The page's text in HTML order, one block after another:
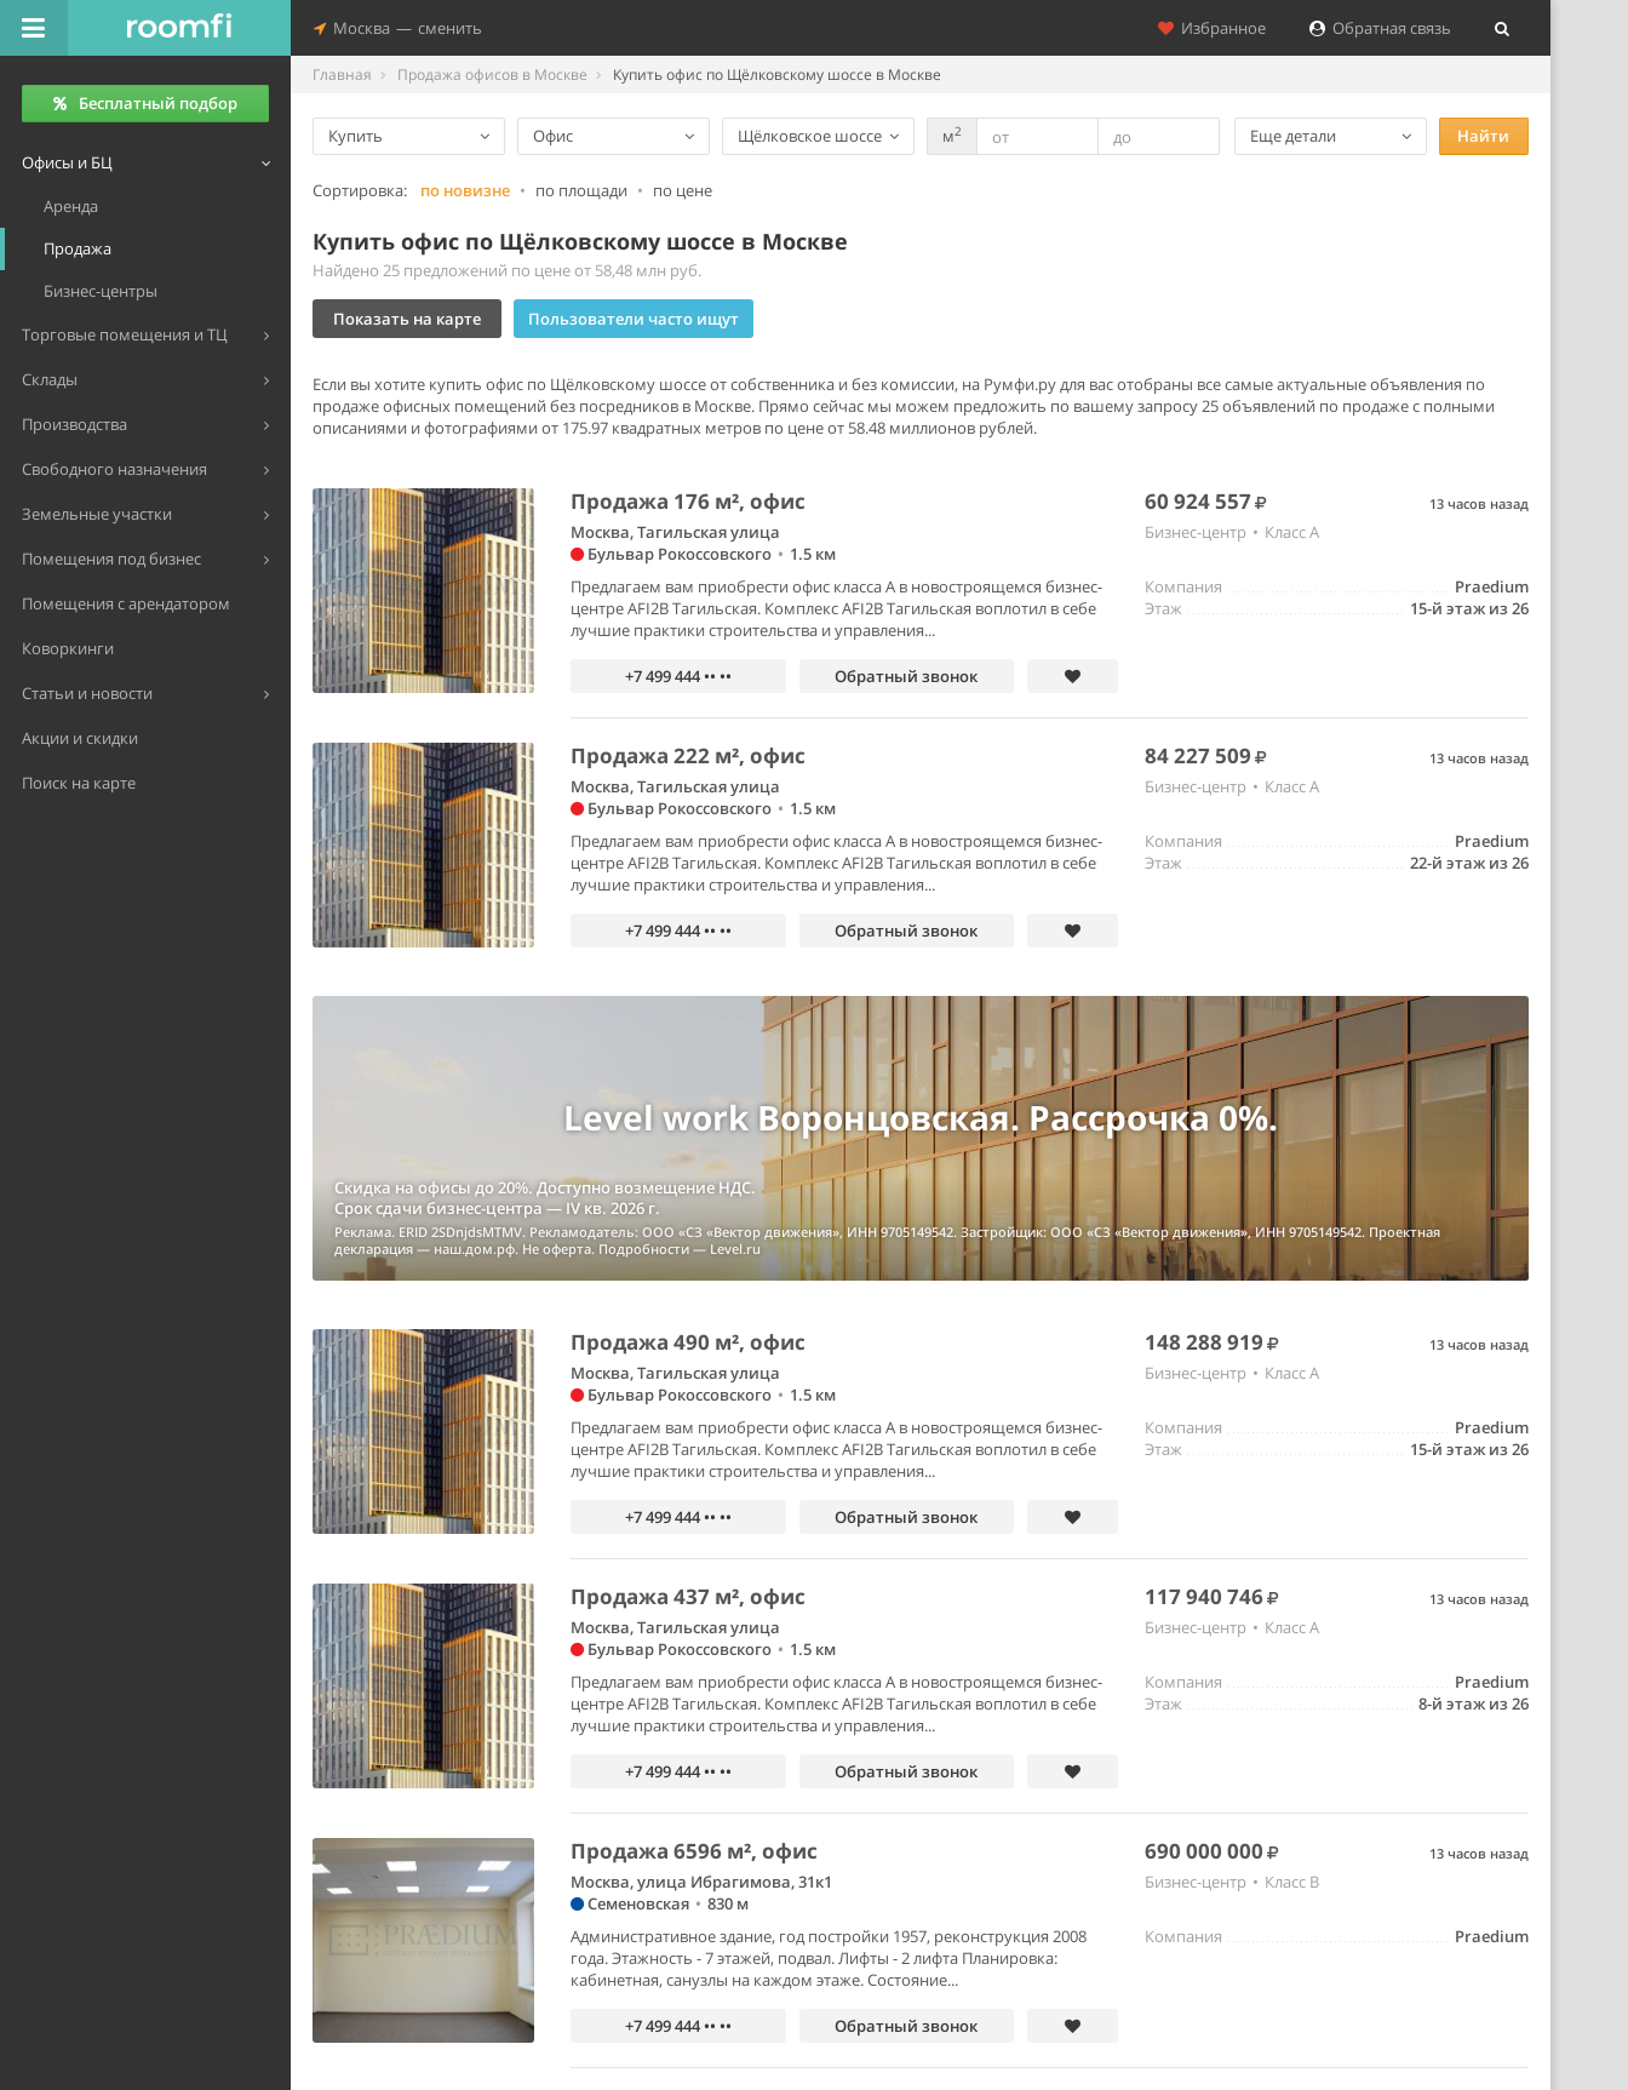
Москва — сменить Избранное Обратная связь
Бесплатный подбор
Офисы и БЦ
Аренда
Продажа
Бизнес-центры
Торговые помещения и ТЦ
Склады
Производства
Свободного назначения
Земельные участки
Помещения под бизнес
Помещения с арендатором
Коворкинги
Статьи и новости
Акции и скидки
Поиск на карте
Главная Продажа офисов в Москве Купить офис по Щёлковскому шоссе в Москве
Купить Офис Щёлковское шоссе м2 Еще детали Найти
Сортировка: по новизне • по площади • по цене
Купить офис по Щёлковскому шоссе в Москве
Найдено 25 предложений по цене от 58,48 млн руб.
Показать на карте Пользователи часто ищут
Если вы хотите купить офис по Щёлковскому шоссе от собственника и без комиссии, на Румфи.ру для вас отобраны все самые актуальные объявления по
продаже офисных помещений без посредников в Москве. Прямо сейчас мы можем предложить по вашему запросу 25 объявлений по продаже с полными
описаниями и фотографиями от 175.97 квадратных метров по цене от 58.48 миллионов рублей.
Продажа 176 м², офис 60 924 557 13 часов назад
Москва, Тагильская улица
Бульвар Рокоссовского • 1.5 км
Бизнес-центр • Класс A
Предлагаем вам приобрести офис класса А в новостроящемся бизнес-
центре AFI2B Тагильская. Комплекс AFI2B Тагильская воплотил в себе
лучшие практики строительства и управления...
Praedium
Компания
15-й этаж из 26
Этаж
+7 499 444 •• •• Обратный звонок
Продажа 222 м², офис 84 227 509 13 часов назад
Москва, Тагильская улица
Бульвар Рокоссовского • 1.5 км
Бизнес-центр • Класс A
Предлагаем вам приобрести офис класса А в новостроящемся бизнес-
центре AFI2B Тагильская. Комплекс AFI2B Тагильская воплотил в себе
лучшие практики строительства и управления...
Praedium
Компания
22-й этаж из 26
Этаж
+7 499 444 •• •• Обратный звонок
Level work Воронцовская. Рассрочка 0%.
Скидка на офисы до 20%. Доступно возмещение НДС.
Срок сдачи бизнес-центра — IV кв. 2026 г.
Реклама. ERID 2SDnjdsMTMV. Рекламодатель: ООО «СЗ «Вектор движения», ИНН 9705149542. Застройщик: ООО «СЗ «Вектор движения», ИНН 9705149542. Проектная
декларация — наш.дом.рф. Не оферта. Подробности — Level.ru
Продажа 490 м², офис 148 288 919 13 часов назад
Москва, Тагильская улица
Бульвар Рокоссовского • 1.5 км
Бизнес-центр • Класс A
Предлагаем вам приобрести офис класса А в новостроящемся бизнес-
центре AFI2B Тагильская. Комплекс AFI2B Тагильская воплотил в себе
лучшие практики строительства и управления...
Praedium
Компания
15-й этаж из 26
Этаж
+7 499 444 •• •• Обратный звонок
Продажа 437 м², офис 117 940 746 13 часов назад
Москва, Тагильская улица
Бульвар Рокоссовского • 1.5 км
Бизнес-центр • Класс A
Предлагаем вам приобрести офис класса А в новостроящемся бизнес-
центре AFI2B Тагильская. Комплекс AFI2B Тагильская воплотил в себе
лучшие практики строительства и управления...
Praedium
Компания
8-й этаж из 26
Этаж
+7 499 444 •• •• Обратный звонок
Продажа 6596 м², офис 690 000 000 13 часов назад
Москва, улица Ибрагимова, 31к1
Семеновская • 830 м
Бизнес-центр • Класс B
Административное здание, год постройки 1957, реконструкция 2008
года. Этажность - 7 этажей, подвал. Лифты - 2 лифта Планировка:
кабинетная, санузлы на каждом этаже. Состояние...
Praedium
Компания
+7 499 444 •• •• Обратный звонок